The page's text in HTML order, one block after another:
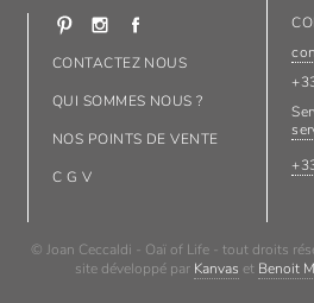
CONTACTEZ NOUS
QUI SOMMES NOUS ?
NOS POINTS DE VENTE
C G V
© Joan Ceccaldi - Oaï of Life - tout droits
site développé par Kanvas et Benoit